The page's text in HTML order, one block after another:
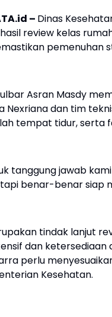
– Dinas
review kelas
pemenuhan
Asran Masdy
Nexriana dan tim
tempat tidur, serta
tanggung jawab
benar-benar siap
tindak lanjut
dan ketersediaan
perlu
Kesehatan.